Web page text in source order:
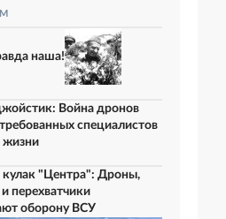
наша!
Война дронов
специалистов
жизни
"Центра": Дроны,
перехватчики
оборону ВСУ